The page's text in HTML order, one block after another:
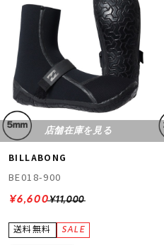
店舗在庫を見る
BILLABONG
BE018-900
¥11,000
¥6,600